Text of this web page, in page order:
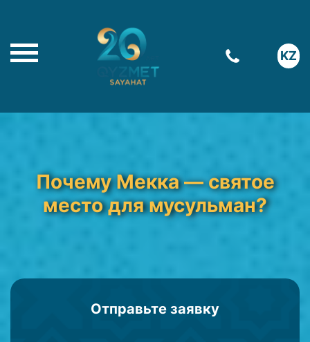
KZ
Почему Мекка — святое
место для мусульман?
Отправьте заявку